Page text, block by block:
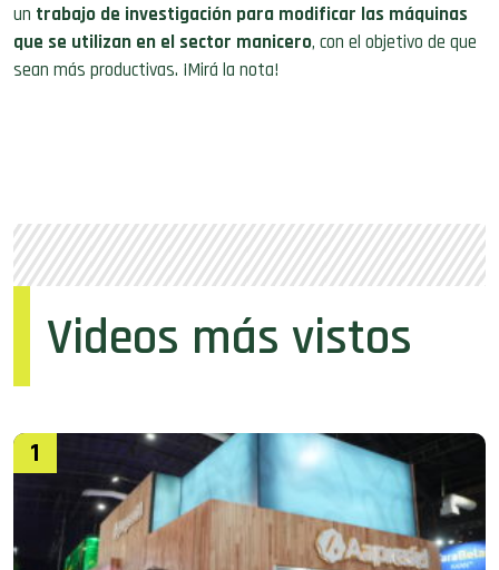
un trabajo de investigación para modificar las máquinas
que se utilizan en el sector manicero, con el objetivo de que
sean más productivas. ¡Mirá la nota!
Videos más vistos
1